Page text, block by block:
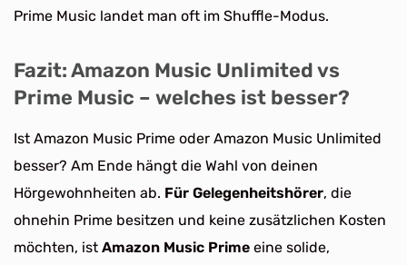
Prime Music landet man oft im Shuffle-Modus.
Fazit: Amazon Music Unlimited vs
Prime Music – welches ist besser?
Ist Amazon Music Prime oder Amazon Music Unlimited
besser? Am Ende hängt die Wahl von deinen
Hörgewohnheiten ab. Für Gelegenheitshörer, die
ohnehin Prime besitzen und keine zusätzlichen Kosten
möchten, ist Amazon Music Prime eine solide,